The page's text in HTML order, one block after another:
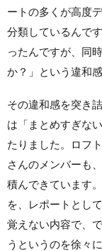
ートの多くが高度
分類しているんで
ったんですが、同
か？」という違和
その違和感を突き
は「まとめすぎな
たりました。ロフ
さんのメンバーも
積んできています
を、レポートとし
覚えない内容で、
うというのを徐々